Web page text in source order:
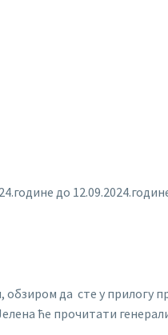
до
да сте у прилогу
ће прочитати